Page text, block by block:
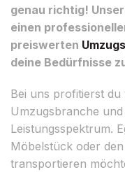
genau richtig!
einen
preiswerten
deine Bedürfnisse
Bei uns profitierst
Umzugsbranche
Leistungsspektrum.
Möbelstück oder
transportieren